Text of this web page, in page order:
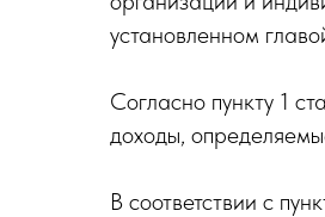
установленном
Согласно пункту 1
доходы,
В соответствии с